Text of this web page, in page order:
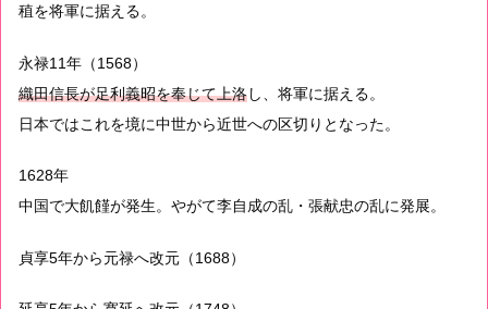
稙を将軍に据える。
永禄11年（1568）
織田信長が足利義昭を奉じて上洛し、将軍に据える。
日本ではこれを境に中世から近世への区切りとなった。
1628年
中国で大飢饉が発生。やがて李自成の乱・張献忠の乱に発展。
貞享5年から元禄へ改元（1688）